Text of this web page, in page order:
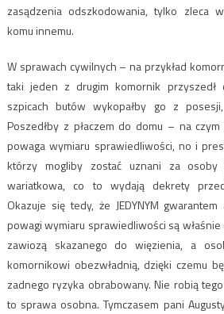
zasądzenia odszkodowania, tylko zleca
komu innemu.
W sprawach cywilnych – na przykład
taki jeden z drugim komornik
szpicach butów wykopałby go z
Poszedłby z płaczem do domu – na
powaga wymiaru sprawiedliwości, no i
którzy mogliby zostać uznani za
wariatkowa, co to wydają dekrety
Okazuje się tedy, że JEDYNYM
powagi wymiaru sprawiedliwości są
zawiozą skazanego do więzienia, a
komornikowi obezwładnią, dzięki czemu
zadnego ryzyka obrabowany. Nie robią
to sprawa osobna. Tymczasem pani